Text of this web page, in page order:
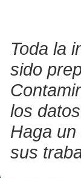
Toda la
sido
los
Haga
sus